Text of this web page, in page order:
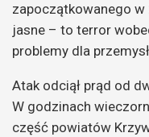
zapoczątkowanego
jasne – to terror
problemy dla
Atak odciął prąd od
W godzinach
część powiatów